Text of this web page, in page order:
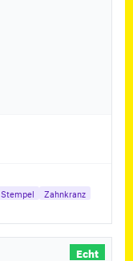
Stempel
Zahnkranz
Echt